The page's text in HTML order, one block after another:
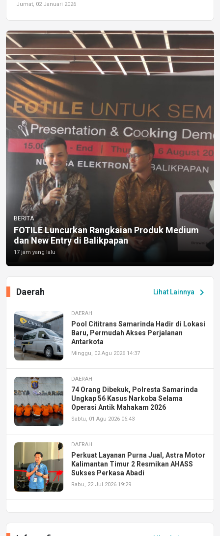
Jumat, 02 Januari 2026
BERITA
FOTILE Luncurkan Rangkaian Produk Medium
dan New Entry di Balikpapan
17 jam yang lalu
Lihat Lainnya chevron_right
Daerah
DAERAH
Pool Cititrans Samarinda Hadir di Lokasi
Baru, Permudah Akses Perjalanan
Antarkota
Minggu, 02 Agu 2026 14:37
DAERAH
74 Orang Dibekuk, Polresta Samarinda
Ungkap 56 Kasus Narkoba Selama
Operasi Antik Mahakam 2026
Sabtu, 01 Agu 2026 06:43
DAERAH
Perkuat Layanan Purna Jual, Astra Motor
Kalimantan Timur 2 Resmikan AHASS
Sukses Perkasa Abadi
Rabu, 22 Jul 2026 19:29